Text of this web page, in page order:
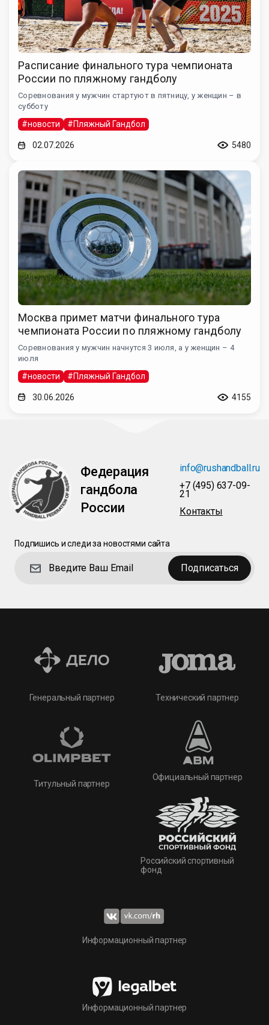
Расписание финального тура чемпионата
России по пляжному гандболу
Соревнования у мужчин стартуют в пятницу, у женщин – в
субботу
#новости #Пляжный Гандбол
02.07.2026 5480
Москва примет матчи финального тура
чемпионата России по пляжному гандболу
Соревнования у мужчин начнутся 3 июля, а у женщин – 4
июля
#новости #Пляжный Гандбол
30.06.2026 4155
Федерация
гандбола
России
info@rushandball.ru
+7 (495) 637-09-
21
Контакты
Подпишись и следи за новостями сайта
Подписаться
Генеральный партнер
Титульный партнер
Технический партнер
Официальный партнер
Российский спортивный
фонд
Информационный партнер
Информационный партнер